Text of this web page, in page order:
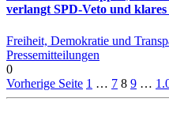
verlangt SPD‑Veto und
Freiheit, Demokratie und
Pressemitteilungen
0
Vorherige Seite 1 … 7 8 9 …